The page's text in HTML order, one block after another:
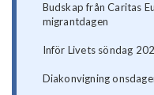
Budskap från Caritas
migrantdagen
Inför Livets söndag
Diakonvigning